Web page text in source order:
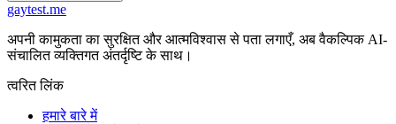
gaytest.me
अपनी कामुकता का सुरक्षित और आत्मविश्वास से पता लगाएँ, अब वैकल्पिक AI-
संचालित व्यक्तिगत अंतर्दृष्टि के साथ।
त्वरित लिंक
हमारे बारे में